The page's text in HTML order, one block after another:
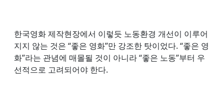
한국영화 제작현장에서 이렇듯 노동환경 개선이 이루어
지지 않는 것은 “좋은 영화”만 강조한 탓이었다. “좋은 영
화”라는 관념에 매몰될 것이 아니라 “좋은 노동”부터 우
선적으로 고려되어야 한다.